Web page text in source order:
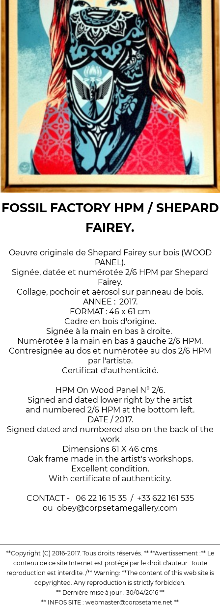
FOSSIL FACTORY HPM / SHEPARD
FAIREY.
Oeuvre originale de Shepard Fairey sur bois (WOOD
PANEL).
Signée, datée et numérotée 2/6 HPM par Shepard
Fairey.
Collage, pochoir et aérosol sur panneau de bois.
ANNEE : 2017.
FORMAT : 46 x 61 cm
Cadre en bois d'origine.
Signée à la main en bas à droite.
Numérotée à la main en bas à gauche 2/6 HPM.
Contresignée au dos et numérotée au dos 2/6 HPM
par l'artiste.
Certificat d'authenticité.
HPM On Wood Panel N° 2/6.
Signed and dated lower right by the artist
and numbered 2/6 HPM at the bottom left.
DATE / 2017.
Signed dated and numbered also on the back of the
work
Dimensions 61 X 46 cms
Oak frame made in the artist's workshops.
Excellent condition.
With certificate of authenticity.
CONTACT - 06 22 16 15 35 / +33 622 161 535
ou obey@corpsetamegallery.com
**Copyright (C) 2016-2017. Tous droits réservés. ** **Avertissement :** Le
contenu de ce site Internet est protégé par le droit d'auteur. Toute
reproduction est interdite. /** Warning: **The content of this web site is
copyrighted. Any reproduction is strictly forbidden.
** Dernière mise à jour : 30/04/2016 **
** INFOS SITE : webmaster@corpsetame.net **